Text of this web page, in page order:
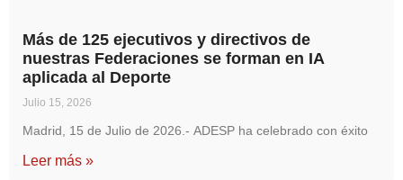
Más de 125 ejecutivos y directivos de
nuestras Federaciones se forman en IA
aplicada al Deporte
Julio 15, 2026
Madrid, 15 de Julio de 2026.- ADESP ha celebrado con éxito
Leer más »